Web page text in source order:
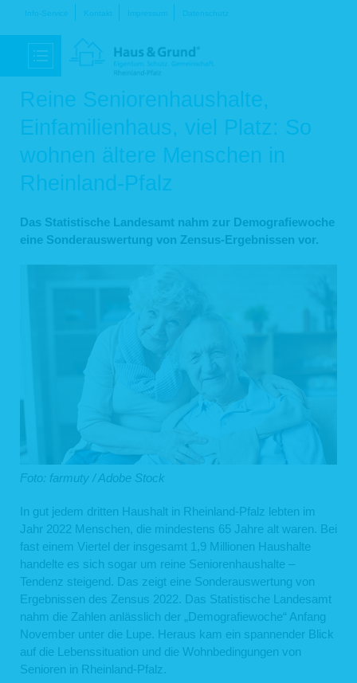
Navigation
Info-Service Kontakt Impressum Datenschutz
Reine Seniorenhaushalte,
Einfamilienhaus, viel Platz: So
wohnen ältere Menschen in
Rheinland-Pfalz
Das Statistische Landesamt nahm zur Demografiewoche
eine Sonderauswertung von Zensus-Ergebnissen vor.
Foto: farmuty / Adobe Stock
In gut jedem dritten Haushalt in Rheinland-Pfalz lebten im
Jahr 2022 Menschen, die mindestens 65 Jahre alt waren. Bei
fast einem Viertel der insgesamt 1,9 Millionen Haushalte
handelte es sich sogar um reine Seniorenhaushalte –
Tendenz steigend. Das zeigt eine Sonderauswertung von
Ergebnissen des Zensus 2022. Das Statistische Landesamt
nahm die Zahlen anlässlich der „Demografiewoche“ Anfang
November unter die Lupe. Heraus kam ein spannender Blick
auf die Lebenssituation und die Wohnbedingungen von
Senioren in Rheinland-Pfalz.